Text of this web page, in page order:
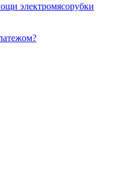
электромясорубки